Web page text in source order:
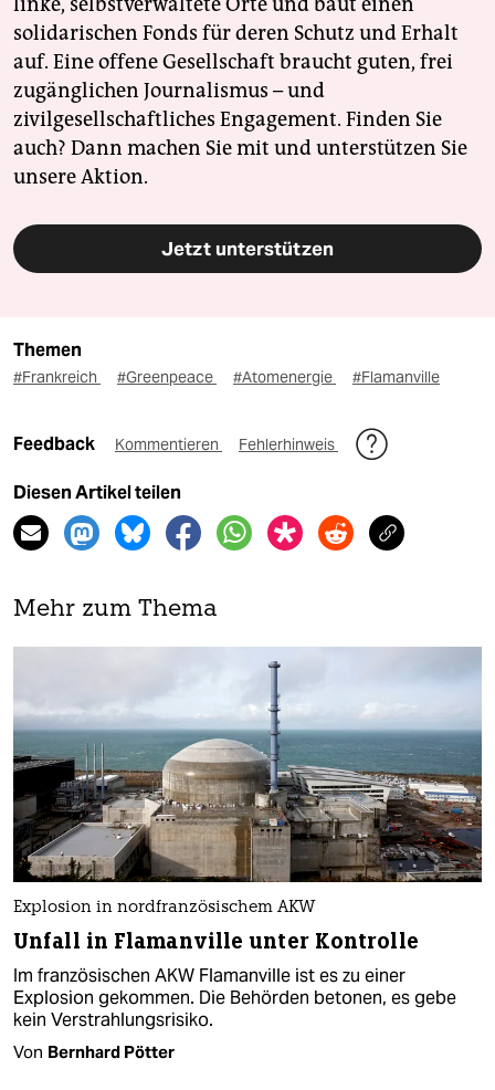
solidarischen Fonds für deren Schutz und Erhalt
auf. Eine offene Gesellschaft braucht guten, frei
zugänglichen Journalismus – und
zivilgesellschaftliches Engagement. Finden Sie
auch? Dann machen Sie mit und unterstützen Sie
unsere Aktion.
Jetzt unterstützen
Themen
#Frankreich #Greenpeace #Atomenergie #Flamanville
Feedback Kommentieren Fehlerhinweis
Diesen Artikel teilen
Mehr zum Thema
Explosion in nordfranzösischem AKW
Unfall in Flamanville unter Kontrolle
Im französischen AKW Flamanville ist es zu einer
Explosion gekommen. Die Behörden betonen, es gebe
kein Verstrahlungsrisiko.
Von Bernhard Pötter